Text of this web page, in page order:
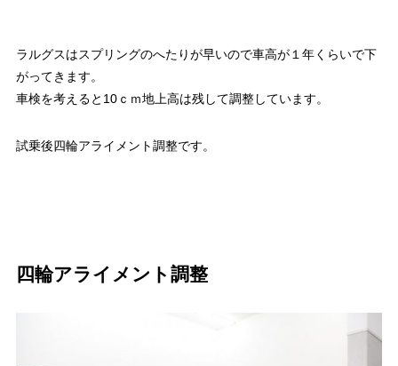
ラルグスはスプリングのへたりが早いので車高が１年くらいで下
がってきます。
車検を考えると10ｃｍ地上高は残して調整しています。
試乗後四輪アライメント調整です。
四輪アライメント調整